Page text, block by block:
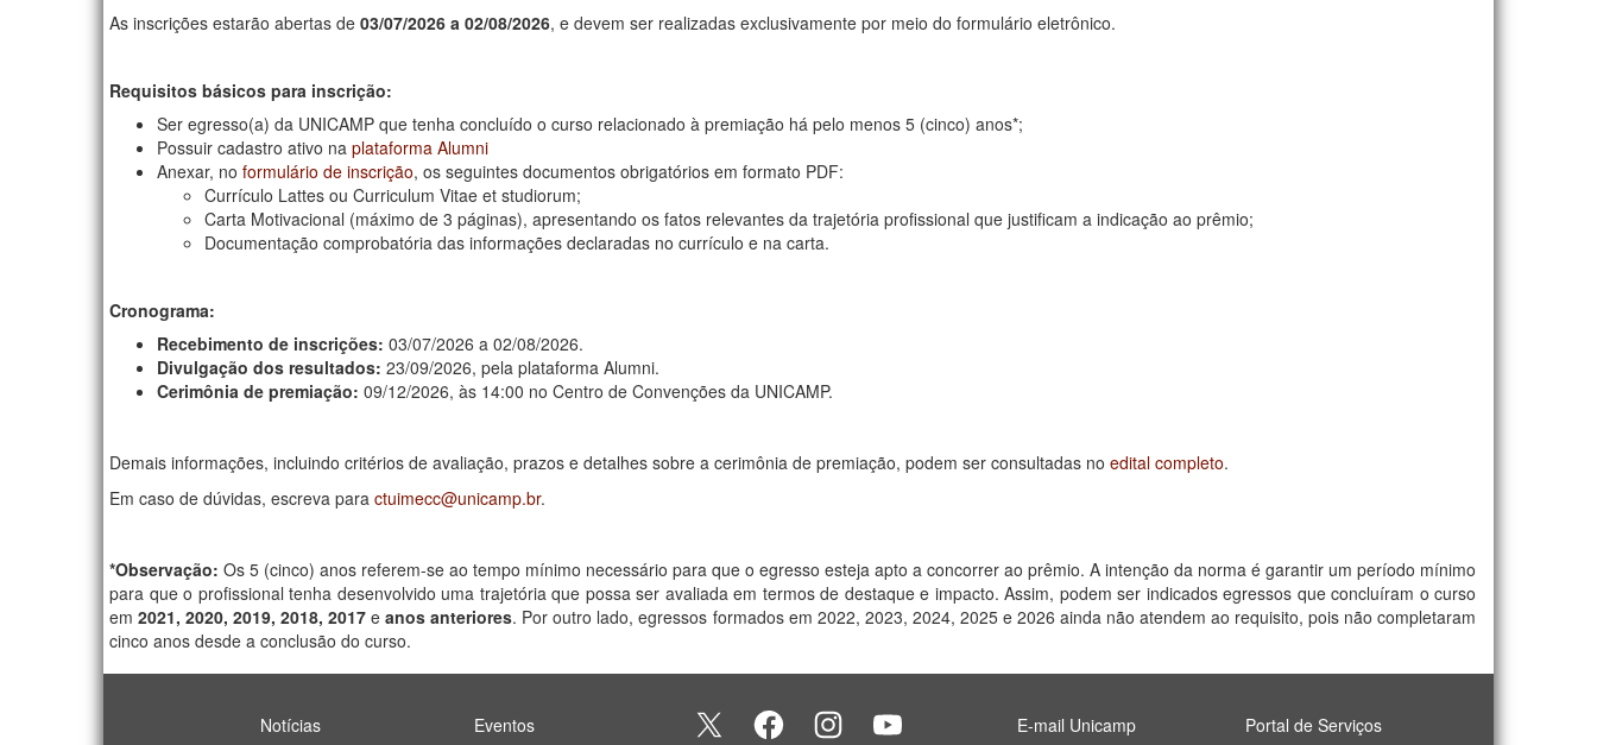
As inscrições estarão abertas de 03/07/2026 a 02/08/2026, e devem ser realizadas exclusivamente por meio do formulário eletrônico.
Requisitos básicos para inscrição:
Ser egresso(a) da UNICAMP que tenha concluído o curso relacionado à premiação há pelo menos 5 (cinco) anos*;
Possuir cadastro ativo na plataforma Alumni
Anexar, no formulário de inscrição, os seguintes documentos obrigatórios em formato PDF:
Currículo Lattes ou Curriculum Vitae et studiorum;
Carta Motivacional (máximo de 3 páginas), apresentando os fatos relevantes da trajetória profissional que justificam a indicação ao prêmio;
Documentação comprobatória das informações declaradas no currículo e na carta.
Cronograma:
Recebimento de inscrições: 03/07/2026 a 02/08/2026.
Divulgação dos resultados: 23/09/2026, pela plataforma Alumni.
Cerimônia de premiação: 09/12/2026, às 14:00 no Centro de Convenções da UNICAMP.
Demais informações, incluindo critérios de avaliação, prazos e detalhes sobre a cerimônia de premiação, podem ser consultadas no edital completo.
Em caso de dúvidas, escreva para ctuimecc@unicamp.br.
*Observação: Os 5 (cinco) anos referem-se ao tempo mínimo necessário para que o egresso esteja apto a concorrer ao prêmio. A intenção da norma é garantir um período mínimo
para que o profissional tenha desenvolvido uma trajetória que possa ser avaliada em termos de destaque e impacto. Assim, podem ser indicados egressos que concluíram o curso
em2021, 2020, 2019, 2018, 2017 eanos anteriores. Por outro lado, egressos formados em 2022, 2023, 2024, 2025 e 2026 ainda não atendem ao requisito, pois não completaram
cinco anos desde a conclusão do curso.
Notícias Eventos E-mail Unicamp Portal de Serviços